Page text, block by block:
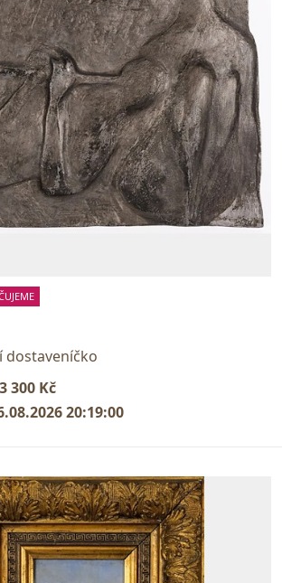
dostaveníčko
3 300 Kč
20:19:00